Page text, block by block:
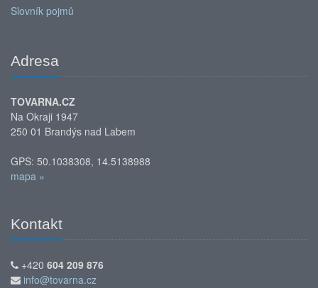
Slovník pojmů
Adresa
TOVARNA.CZ
Na Okraji 1947
250 01 Brandýs nad Labem
GPS: 50.1038308, 14.5138988
mapa »
Kontakt
+420 604 209 876
info@tovarna.cz